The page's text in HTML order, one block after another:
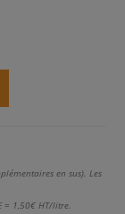
en sus). Les
= 1,50€ HT/litre.